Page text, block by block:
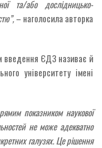
та/або дослідницько-
– наголосила авторка
введення ЄДЗ називає й
університету імені
показником наукової
не може адекватно
галузях. Це рішення